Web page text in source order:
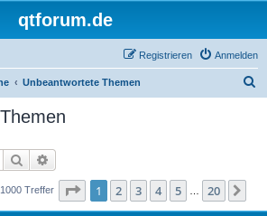
qtforum.de
Anmelden
Registrieren
Unbeantwortete Themen
Suche
Treffer Seite 1von 20
1 2 3 4 5 20